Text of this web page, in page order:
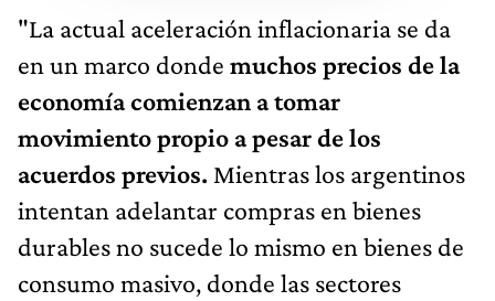
"La actual aceleración inflacionaria se da
en un marco donde muchos precios de la
economía comienzan a tomar
movimiento propio a pesar de los
acuerdos previos. Mientras los argentinos
intentan adelantar compras en bienes
durables no sucede lo mismo en bienes de
consumo masivo, donde las sectores